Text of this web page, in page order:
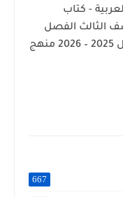
- كتاب
الفصل
الدراسى الأول 2025 – 2026 منهج